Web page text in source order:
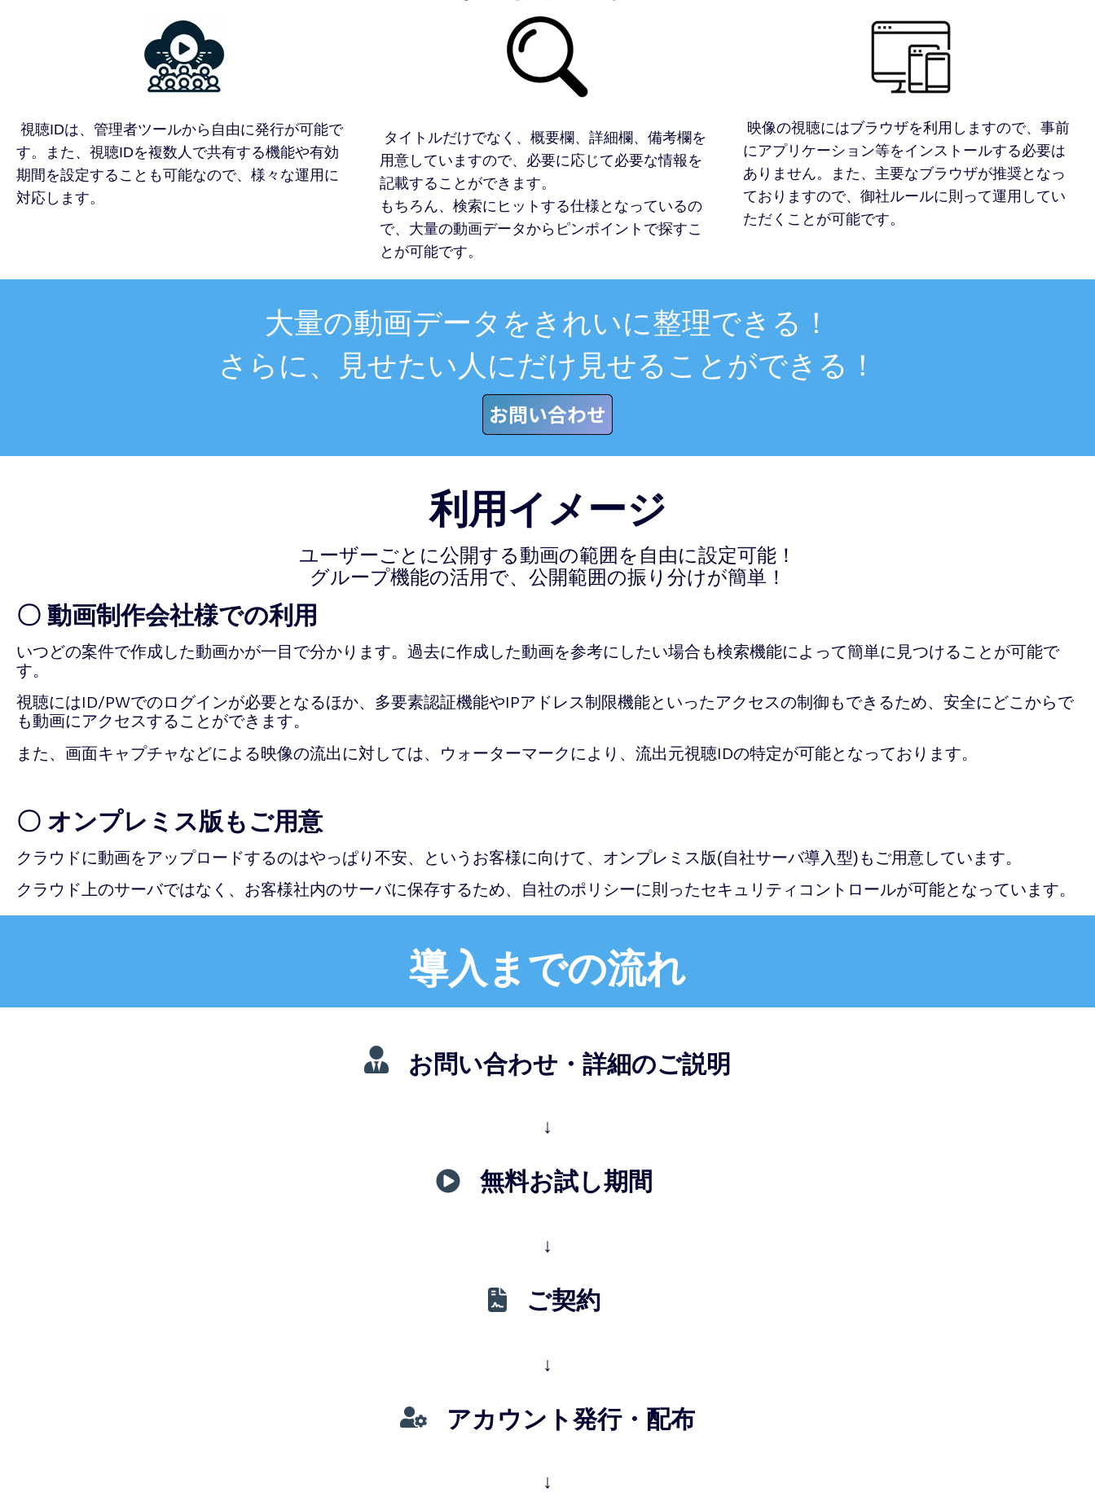
視聴IDは、管理者ツールから自由に発行が可能で
す。また、視聴IDを複数人で共有する機能や有効
期間を設定することも可能なので、様々な運用に
対応します。
タイトルだけでなく、概要欄、詳細欄、備考欄を
用意していますので、必要に応じて必要な情報を
記載することができます。
もちろん、検索にヒットする仕様となっているの
で、大量の動画データからピンポイントで探すこ
とが可能です。
映像の視聴にはブラウザを利用しますので、事前
にアプリケーション等をインストールする必要は
ありません。また、主要なブラウザが推奨となっ
ておりますので、御社ルールに則って運用してい
ただくことが可能です。
大量の動画データをきれいに整理できる！
さらに、見せたい人にだけ見せることができる！
利用イメージ
ユーザーごとに公開する動画の範囲を自由に設定可能！
グループ機能の活用で、公開範囲の振り分けが簡単！
〇 動画制作会社様での利用
いつどの案件で作成した動画かが一目で分かります。過去に作成した動画を参考にしたい場合も検索機能によって簡単に見つけることが可能で
す。
視聴にはID/PWでのログインが必要となるほか、 多要素認証機能やIPアドレス制限機能といったアクセスの制御もできるため、安全にどこからで
も動画にアクセスすることができます。
また、 画面キャプチャなどによる映像の流出に対しては、ウォーターマークにより、流出元視聴IDの特定が可能となっております。
〇 オンプレミス版もご用意
クラウドに動画をアップロードするのはやっぱり不安、というお客様に向けて、オンプレミス版(自社サーバ導入型)もご用意しています。
クラウド上のサーバではなく、お客様社内のサーバに保存するため、自社のポリシーに則ったセキュリティコントロールが可能となっています。
導入までの流れ
お問い合わせ・詳細のご説明
↓
無料お試し期間
↓
ご契約
↓
アカウント発行・配布
↓